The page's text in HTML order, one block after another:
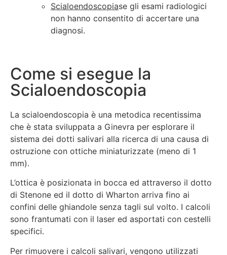
Scialoendoscopiase gli esami radiologici
non hanno consentito di accertare una
diagnosi.
Come si esegue la
Scialoendoscopia
La scialoendoscopia è una metodica recentissima
che è stata sviluppata a Ginevra per esplorare il
sistema dei dotti salivari alla ricerca di una causa di
ostruzione con ottiche miniaturizzate (meno di 1
mm).
L’ottica è posizionata in bocca ed attraverso il dotto
di Stenone ed il dotto di Wharton arriva fino ai
confini delle ghiandole senza tagli sul volto. I calcoli
sono frantumati con il laser ed asportati con cestelli
specifici.
Per rimuovere i calcoli salivari, vengono utilizzati